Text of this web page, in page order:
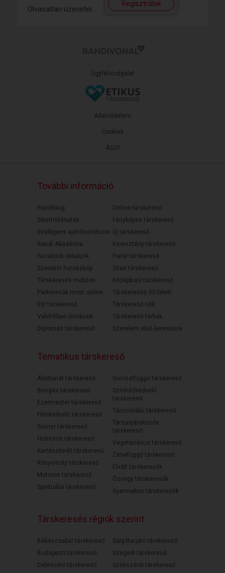
Olvasatlan üzenetei:
Regisztrálok
Ügyfélszolgálat
ÁSZF
Adatvédelem
Cookiek
További információ
Randiblog
Sikertörténetek
Intelligens ajánlórendszer
Randi Akadémia
Facebook oldalunk
Szerelmi horoszkóp
Társkeresés mobilon
Párkeresők most online
Elit társkereső
Válófélben lévőknek
Diplomás társkereső
Online társkereső
Fényképes társkereső
Új társkereső
Keresztény társkereső
Fiatal társkereső
30as társkereső
Középkorú társkereső
Társkeresés 50 felett
Társkereső nők
Társkereső férfiak
Szerelem első keresésre
Tematikus társkereső
Állatbarát társkereső
Bringás társkereső
Ezermester társkereső
Filmkedvelő társkereső
Gamer társkereső
Humoros társkereső
Kertészkedő társkereső
Könyvmoly társkereső
Motoros társkereső
Spirituális társkereső
Sorozatfüggő társkereső
Színházkedvelő
társkereső
Táncoslábú társkereső
Társasjátékozós
társkereső
Vegetáriánus társkereső
Zenefüggő társkereső
Elvált társkeresők
Özvegy társkeresők
Gyermekes társkeresők
Társkeresés régiók szerint
Békéscsabai társkereső
Budapesti társkereső
Debreceni társkereső
Salgótarjáni társkereső
Szegedi társkereső
Szekszárdi társkereső